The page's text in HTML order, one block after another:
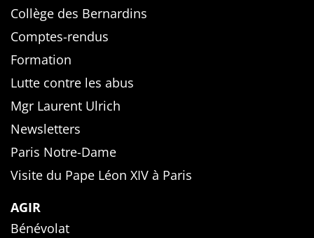
Collège des Bernardins
Comptes-rendus
Formation
Lutte contre les abus
Mgr Laurent Ulrich
Newsletters
Paris Notre-Dame
Visite du Pape Léon XIV à Paris
AGIR
Bénévolat